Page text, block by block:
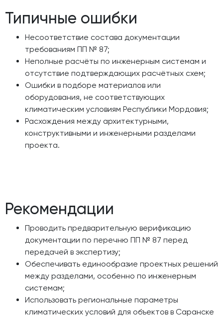
Типичные ошибки
Несоответствие состава документации
требованиям ПП № 87;
Неполные расчёты по инженерным системам и
отсутствие подтверждающих расчётных схем;
Ошибки в подборе материалов или
оборудования, не соответствующих
климатическим условиям Республики Мордовия;
Расхождения между архитектурными,
конструктивными и инженерными разделами
проекта.
Рекомендации
Проводить предварительную верификацию
документации по перечню ПП № 87 перед
передачей в экспертизу;
Обеспечивать единообразие проектных решений
между разделами, особенно по инженерным
системам;
Использовать региональные параметры
климатических условий для объектов в Саранске